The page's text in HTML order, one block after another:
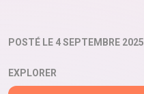
POSTÉ LE 4 SEPTEMBRE 2025
EXPLORER